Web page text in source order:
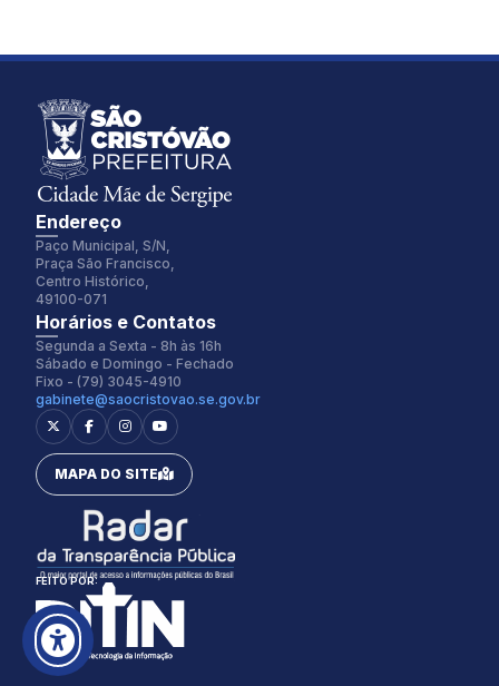
Inter
Espaçamento Fonte:
0px
Alterar Tema:
Claro
Endereço
Paço Municipal, S/N,
Praça São Francisco,
Centro Histórico,
49100-071
Horários e Contatos
Segunda a Sexta - 8h às 16h
Sábado e Domingo - Fechado
Fixo - (79) 3045-4910
gabinete@saocristovao.se.gov.br
MAPA DO SITE
FEITO POR: